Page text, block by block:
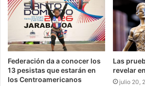
Federación da a conocer los
13 pesistas que estarán en
los Centroamericanos
Las
revelar
julio 20,